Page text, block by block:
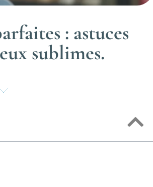
: astuces
sublimes.